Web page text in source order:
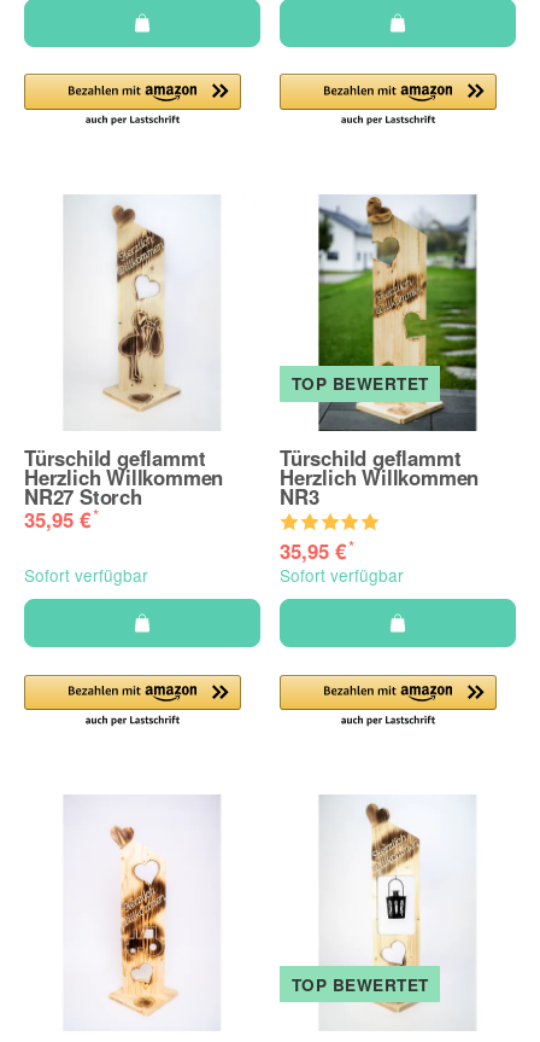
Türschild geflammt
Herzlich Willkommen
NR27 Storch
35,95 €*
Sofort verfügbar
TOP BEWERTET
Türschild geflammt
Herzlich Willkommen
NR3
35,95 €*
Sofort verfügbar
TOP BEWERTET